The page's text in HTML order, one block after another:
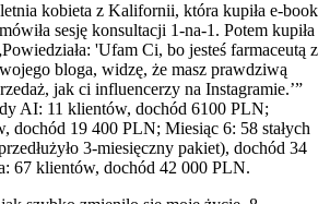
kobieta z Kalifornii, która kupiła e-book
sesję konsultacji 1-na-1. Potem kupiła
'Ufam Ci, bo jesteś farmaceutą z
bloga, widzę, że masz prawdziwą
jak ci influencerzy na Instagramie.’”
AI: 11 klientów, dochód 6100 PLN;
dochód 19 400 PLN; Miesiąc 6: 58 stałych
3-miesięczny pakiet), dochód 34
67 klientów, dochód 42 000 PLN.